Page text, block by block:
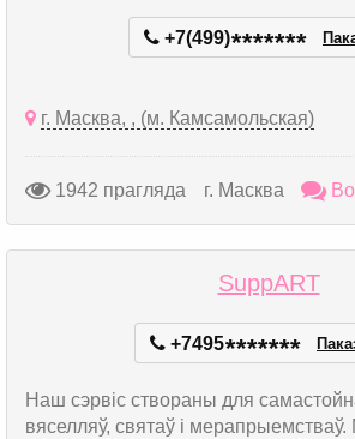
+7(499)*******
г. Масква, , (м. Камсамольская)
1942 прагляда г. Масква
SuppART
+7495*******
Наш сэрвіс створаны для
вяселляў, святаў і